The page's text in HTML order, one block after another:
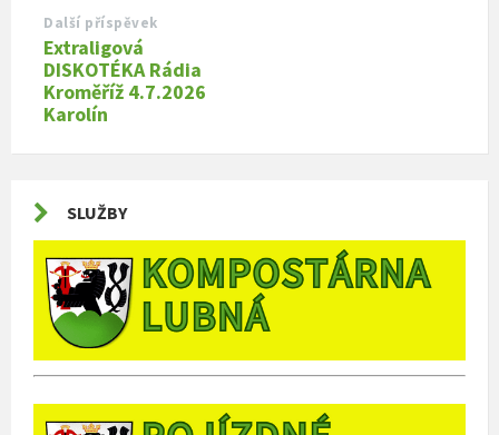
Další příspěvek
Extraligová
DISKOTÉKA Rádia
Kroměříž 4.7.2026
Karolín
SLUŽBY